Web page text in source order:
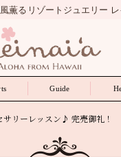
薫るリゾートジュエリー
Guide
サリーレッスン♪ 完売御礼！